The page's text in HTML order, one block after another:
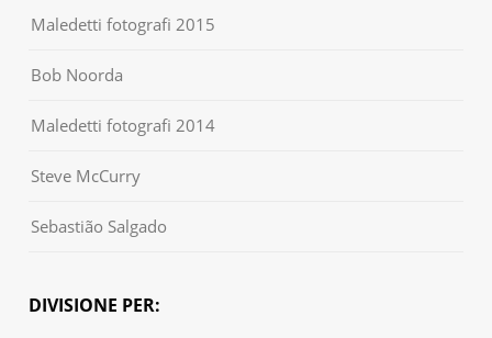
Maledetti fotografi 2015
Bob Noorda
Maledetti fotografi 2014
Steve McCurry
Sebastião Salgado
DIVISIONE PER: